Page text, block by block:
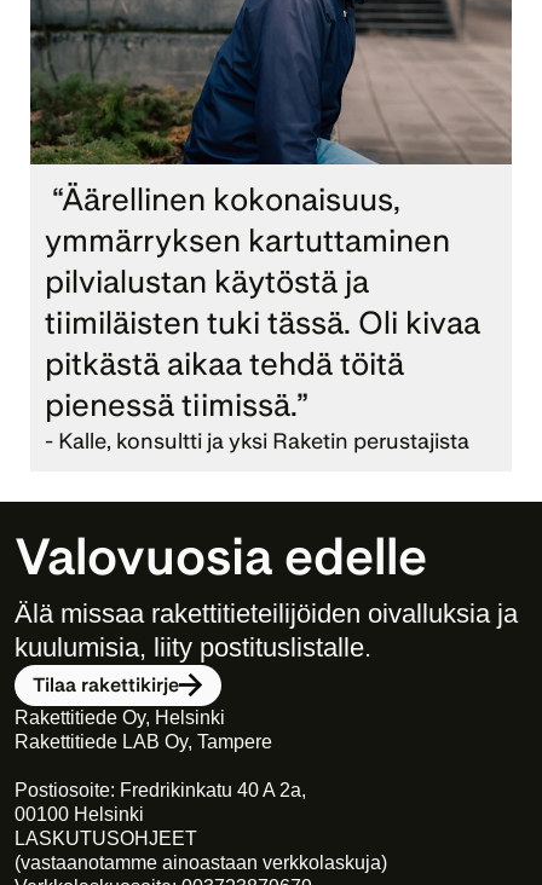
ymmärryksen kartuttaminen
pilvialustan käytöstä ja
tiimiläisten tuki tässä. Oli kivaa
pitkästä aikaa tehdä töitä
pienessä tiimissä.”
- Kalle, konsultti ja yksi Raketin perustajista
Valovuosia edelle
Älä missaa rakettitieteilijöiden oivalluksia ja
kuulumisia, liity postituslistalle.
Tilaa rakettikirje
Rakettitiede Oy, Helsinki
Rakettitiede LAB Oy, Tampere
Postiosoite: Fredrikinkatu 40 A 2a,
00100 Helsinki
LASKUTUSOHJEET
(vastaanotamme ainoastaan verkkolaskuja)